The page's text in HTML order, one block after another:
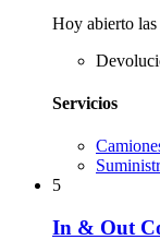
Hoy abierto las
Servicios
5
In & Out